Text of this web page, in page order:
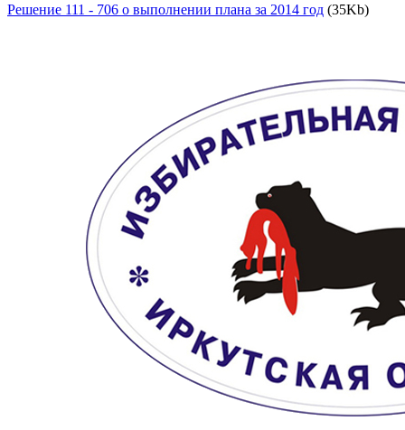
Решение 111 - 706 о выполнении плана за 2014 год (35Kb)